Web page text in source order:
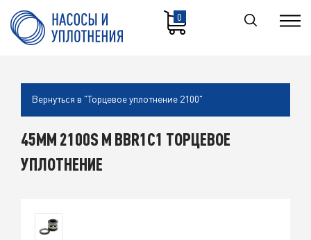
0
Вернуться в "Торцевое уплотнение 2100"
45MM 2100S M BBR1C1 ТОРЦЕВОЕ
УПЛОТНЕНИЕ